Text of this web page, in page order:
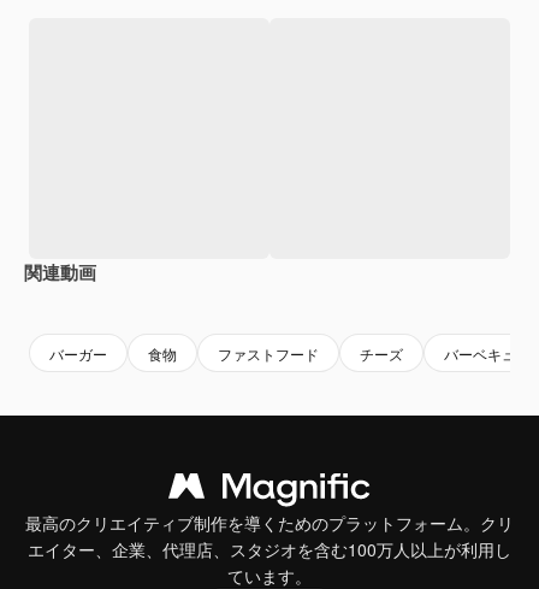
関連動画
バーガー 食物 ファストフード チーズ バーベキュー
最高のクリエイティブ制作を導くためのプラットフォーム。クリ
エイター、企業、代理店、スタジオを含む100万人以上が利用し
ています。